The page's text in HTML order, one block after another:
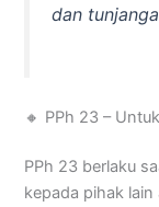
dan
🔸 PPh 23 –
PPh 23 berlaku
kepada pihak lain